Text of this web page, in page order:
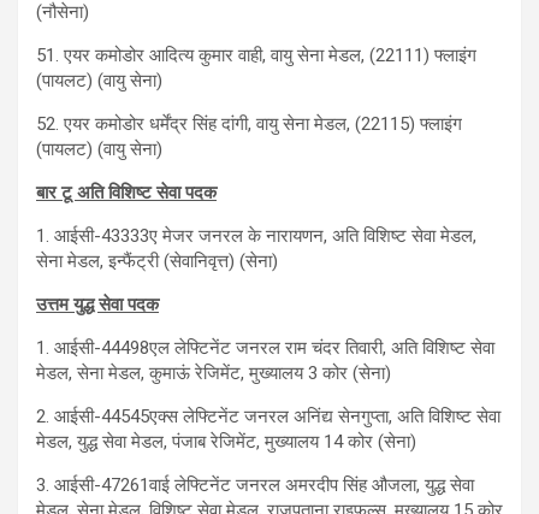
(नौसेना)
51. एयर कमोडोर आदित्य कुमार वाही, वायु सेना मेडल, (22111) फ्लाइंग
(पायलट) (वायु सेना)
52. एयर कमोडोर धर्मेंद्र सिंह दांगी, वायु सेना मेडल, (22115) फ्लाइंग
(पायलट) (वायु सेना)
बार टू अति विशिष्ट सेवा पदक
1. आईसी-43333ए मेजर जनरल के नारायणन, अति विशिष्ट सेवा मेडल,
सेना मेडल, इन्फैंट्री (सेवानिवृत्त) (सेना)
उत्तम युद्ध सेवा पदक
1. आईसी-44498एल लेफ्टिनेंट जनरल राम चंदर तिवारी, अति विशिष्ट सेवा
मेडल, सेना मेडल, कुमाऊं रेजिमेंट, मुख्यालय 3 कोर (सेना)
2. आईसी-44545एक्स लेफ्टिनेंट जनरल अनिंद्य सेनगुप्ता, अति विशिष्ट सेवा
मेडल, युद्ध सेवा मेडल, पंजाब रेजिमेंट, मुख्यालय 14 कोर (सेना)
3. आईसी-47261वाई लेफ्टिनेंट जनरल अमरदीप सिंह औजला, युद्ध सेवा